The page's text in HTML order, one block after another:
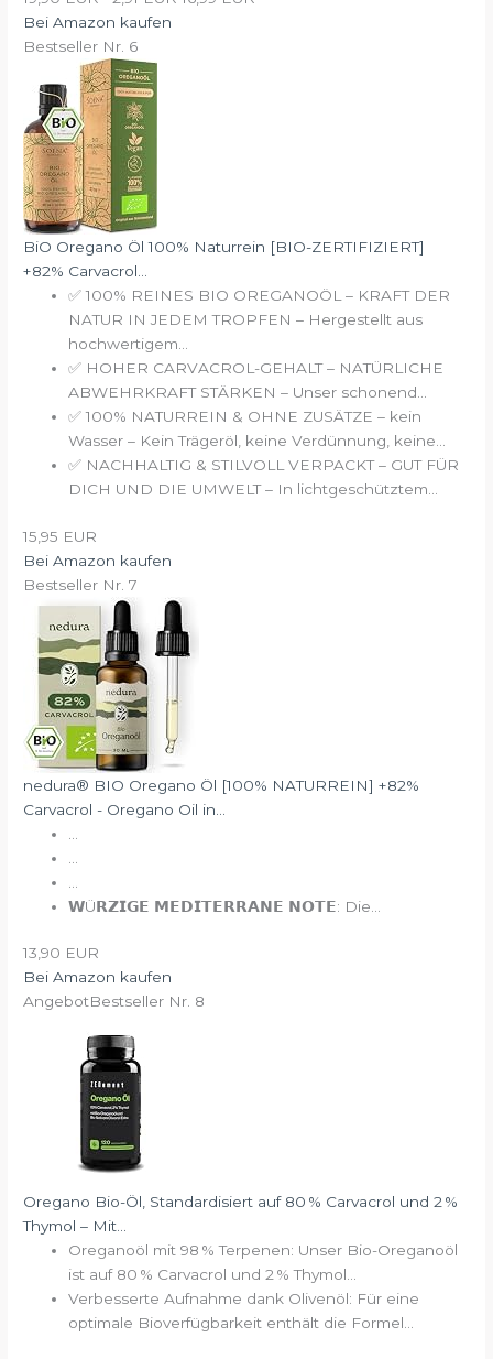
Bei Amazon kaufen
Bestseller Nr. 6
BiO Oregano Öl 100% Naturrein [BIO-ZERTIFIZIERT]
+82% Carvacrol...
✅ 100% REINES BIO OREGANOÖL – KRAFT DER
NATUR IN JEDEM TROPFEN – Hergestellt aus
hochwertigem...
✅ HOHER CARVACROL-GEHALT – NATÜRLICHE
ABWEHRKRAFT STÄRKEN – Unser schonend...
✅ 100% NATURREIN & OHNE ZUSÄTZE – kein
Wasser – Kein Trägeröl, keine Verdünnung, keine...
✅ NACHHALTIG & STILVOLL VERPACKT – GUT FÜR
DICH UND DIE UMWELT – In lichtgeschütztem...
15,95 EUR
Bei Amazon kaufen
Bestseller Nr. 7
nedura® BIO Oregano Öl [100% NATURREIN] +82%
Carvacrol - Oregano Oil in...
𝗪Ü𝗥𝗭𝗜𝗚𝗘 𝗠𝗘𝗗𝗜𝗧𝗘𝗥𝗥𝗔𝗡𝗘 𝗡𝗢𝗧𝗘: Die...
13,90 EUR
Bei Amazon kaufen
AngebotBestseller Nr. 8
Oregano Bio-Öl, Standardisiert auf 80 % Carvacrol und 2 %
Thymol – Mit...
Oreganoöl mit 98 % Terpenen: Unser Bio-Oreganoöl
ist auf 80 % Carvacrol und 2 % Thymol...
Verbesserte Aufnahme dank Olivenöl: Für eine
optimale Bioverfügbarkeit enthält die Formel...